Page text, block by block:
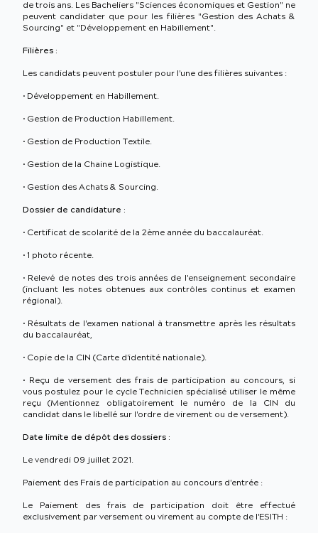
de trois ans. Les Bacheliers "Sciences économiques et Gestion" ne
peuvent candidater que pour les filières "Gestion des Achats &
Sourcing" et "Développement en Habillement".
Filières :
Les candidats peuvent postuler pour l'une des filières suivantes :
• Développement en Habillement.
• Gestion de Production Habillement.
• Gestion de Production Textile.
• Gestion de la Chaine Logistique.
• Gestion des Achats & Sourcing.
Dossier de candidature :
• Certificat de scolarité de la 2ème année du baccalauréat.
• 1 photo récente.
• Relevé de notes des trois années de l'enseignement secondaire
(incluant les notes obtenues aux contrôles continus et examen
régional).
• Résultats de l'examen national à transmettre après les résultats
du baccalauréat,
• Copie de la CIN (Carte d'identité nationale).
• Reçu de versement des frais de participation au concours, si
vous postulez pour le cycle Technicien spécialisé utiliser le même
reçu (Mentionnez obligatoirement le numéro de la CIN du
candidat dans le libellé sur l'ordre de virement ou de versement).
Date limite de dépôt des dossiers :
Le vendredi 09 juillet 2021.
Paiement des Frais de participation au concours d'entrée :
Le Paiement des frais de participation doit être effectué
exclusivement par versement ou virement au compte de l'ESITH :